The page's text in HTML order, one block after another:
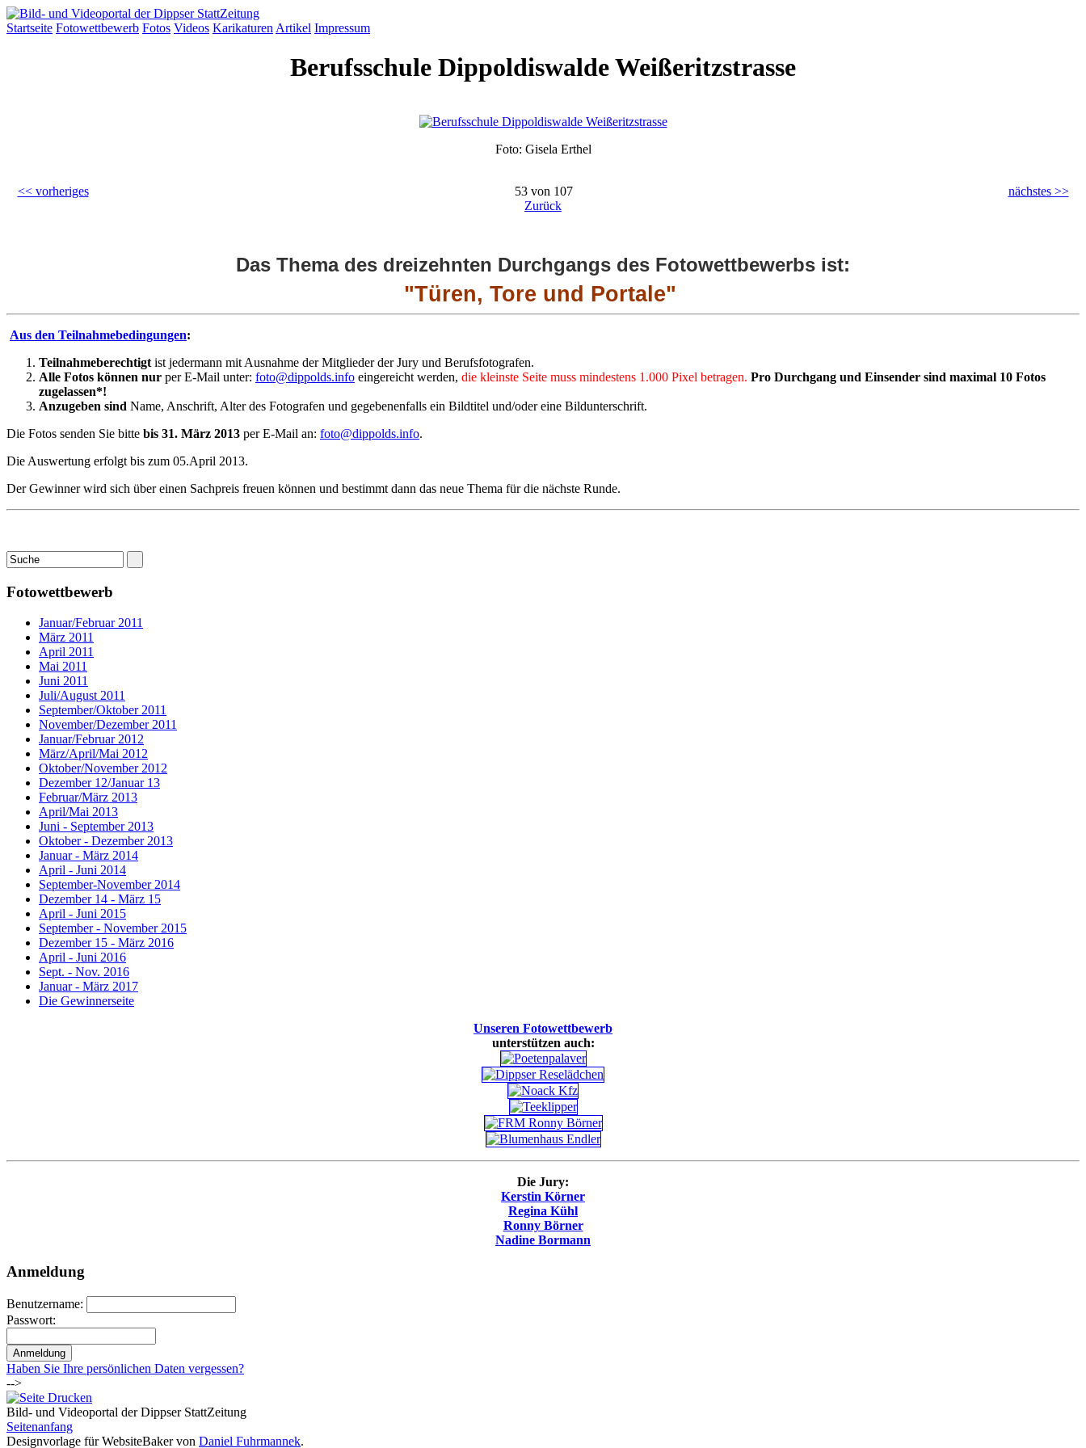
Startseite Fotowettbewerb Fotos Videos Karikaturen Artikel Impressum
Berufsschule Dippoldiswalde Weißeritzstrasse
Foto: Gisela Erthel
<< vorheriges 53 von 107
nächstes >>
Zurück
Das Thema des dreizehnten Durchgangs des Fotowettbewerbs ist:
"Türen, Tore und Portale"
Aus den Teilnahmebedingungen:
Teilnahmeberechtigt ist jedermann mit Ausnahme der Mitglieder der Jury und Berufsfotografen.
Alle Fotos können nur per E-Mail unter: foto@dippolds.info eingereicht werden, die kleinste Seite muss mindestens 1.000 Pixel betragen. Pro Durchgang und Einsender sind maximal 10 Fotos
zugelassen*!
Anzugeben sind Name, Anschrift, Alter des Fotografen und gegebenenfalls ein Bildtitel und/oder eine Bildunterschrift.
Die Fotos senden Sie bitte bis 31. März 2013 per E-Mail an: foto@dippolds.info.
Die Auswertung erfolgt bis zum 05.April 2013.
Der Gewinner wird sich über einen Sachpreis freuen können und bestimmt dann das neue Thema für die nächste Runde.
Fotowettbewerb
Januar/Februar 2011
März 2011
April 2011
Mai 2011
Juni 2011
Juli/August 2011
September/Oktober 2011
November/Dezember 2011
Januar/Februar 2012
März/April/Mai 2012
Oktober/November 2012
Dezember 12/Januar 13
Februar/März 2013
April/Mai 2013
Juni - September 2013
Oktober - Dezember 2013
Januar - März 2014
April - Juni 2014
September-November 2014
Dezember 14 - März 15
April - Juni 2015
September - November 2015
Dezember 15 - März 2016
April - Juni 2016
Sept. - Nov. 2016
Januar - März 2017
Die Gewinnerseite
Unseren Fotowettbewerb
unterstützen auch:
Die Jury:
Kerstin Körner
Regina Kühl
Ronny Börner
Nadine Bormann
Anmeldung
Benutzername:
Passwort:
Haben Sie Ihre persönlichen Daten vergessen?
-->
Bild- und Videoportal der Dippser StattZeitung
Seitenanfang
Designvorlage für WebsiteBaker von Daniel Fuhrmannek.